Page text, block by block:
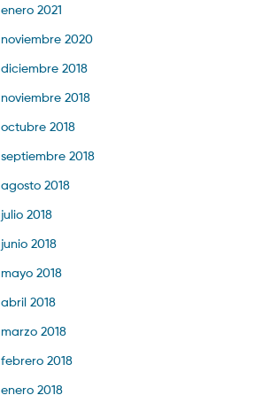
enero 2021
noviembre 2020
diciembre 2018
noviembre 2018
octubre 2018
septiembre 2018
agosto 2018
julio 2018
junio 2018
mayo 2018
abril 2018
marzo 2018
febrero 2018
enero 2018